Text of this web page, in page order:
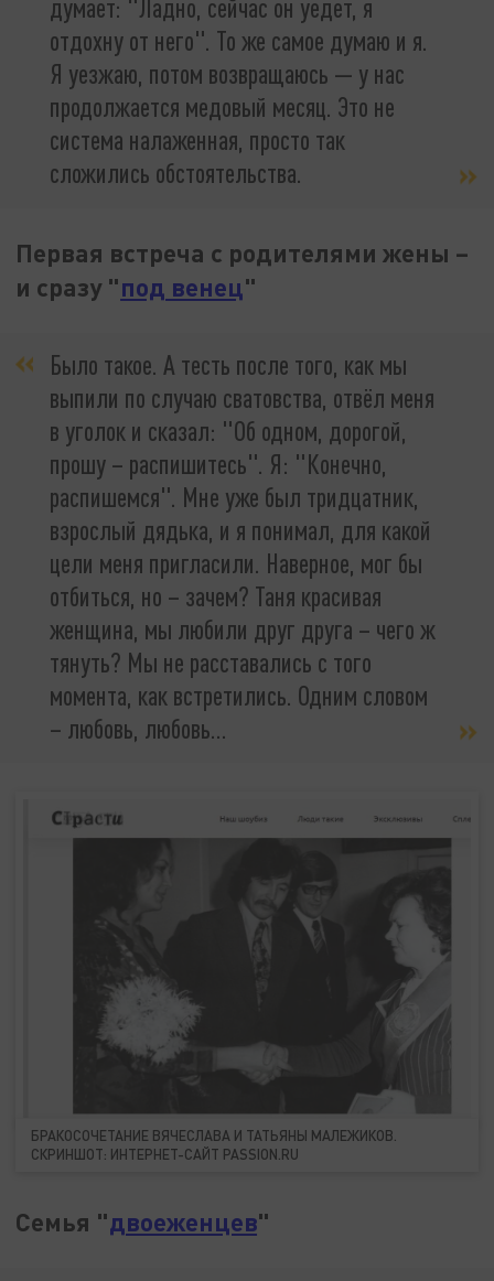
думает: "Ладно, сейчас он уедет, я
отдохну от него". То же самое думаю и я.
Я уезжаю, потом возвращаюсь — у нас
продолжается медовый месяц. Это не
система налаженная, просто так
сложились обстоятельства.
Первая встреча с родителями жены –
и сразу "под венец"
Было такое. А тесть после того, как мы
выпили по случаю сватовства, отвёл меня
в уголок и сказал: "Об одном, дорогой,
прошу – распишитесь". Я: "Конечно,
распишемся". Мне уже был тридцатник,
взрослый дядька, и я понимал, для какой
цели меня пригласили. Наверное, мог бы
отбиться, но – зачем? Таня красивая
женщина, мы любили друг друга – чего ж
тянуть? Мы не расставались с того
момента, как встретились. Одним словом
– любовь, любовь…
БРАКОСОЧЕТАНИЕ ВЯЧЕСЛАВА И ТАТЬЯНЫ МАЛЕЖИКОВ.
СКРИНШОТ: ИНТЕРНЕТ-САЙТ PASSION.RU
Семья "двоеженцев"